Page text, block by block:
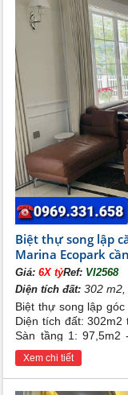
Biệt thự song lập
Marina Ecopark
Giá:6X tỷRef: VI2568
Diện tích đất: 302
Biệt thự song lập
Diện tích đất:
Sàn tầng 1: 97,5m2
gần 400m2) - Hoàn
cửa Tostem Nhật,
và vệ sinh Grohe
Xem chi tiết